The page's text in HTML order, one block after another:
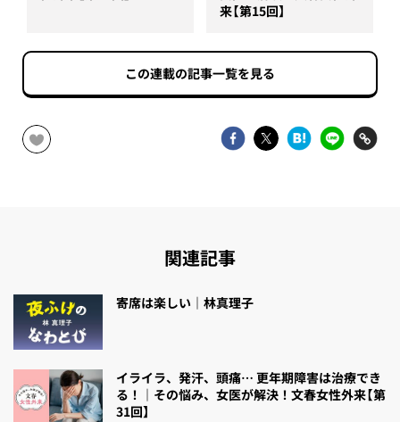
来【第15回】
この連載の記事一覧を見る
関連記事
寄席は楽しい｜林真理子
イライラ、発汗、頭痛… 更年期障害は治療でき
る！｜その悩み、女医が解決！文春女性外来【第
31回】